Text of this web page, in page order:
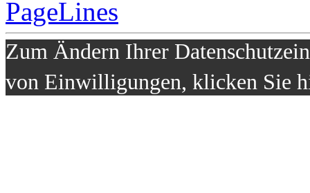
Zum Ändern Ihrer
von Einwilligungen, klicken Sie